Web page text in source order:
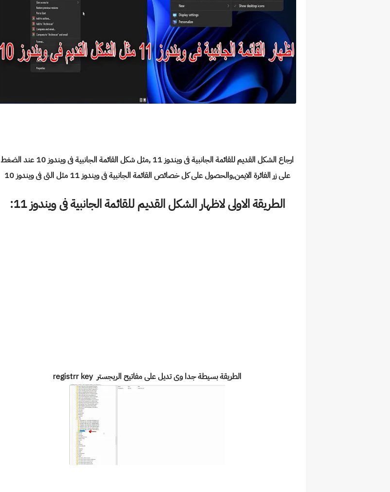
ارجاع الشكل القديم للقائمة الجانبية فى ويندوز 11 ,مثل شكل القائمة الجانبية فى ويندوز 10 عند الضغط
على زر الفائرة الايمن,والحصول على كل خصائص القائمة الجانبية فى ويندوز 11 مثل التى فى ويندوز 10
الطريقة الاولى لاظهار الشكل القديم للقائمة الجانبية فى ويندوز 11:
الطريقة بسيطة جدا وى تديل على مفاتيح الريجستر registrr key